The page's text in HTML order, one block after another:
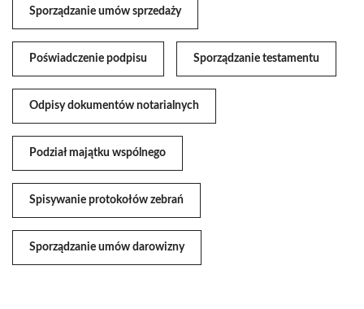
Sporządzanie umów sprzedaży
Poświadczenie podpisu Sporządzanie testamentu
Odpisy dokumentów notarialnych
Podział majątku wspólnego
Spisywanie protokołów zebrań
Sporządzanie umów darowizny